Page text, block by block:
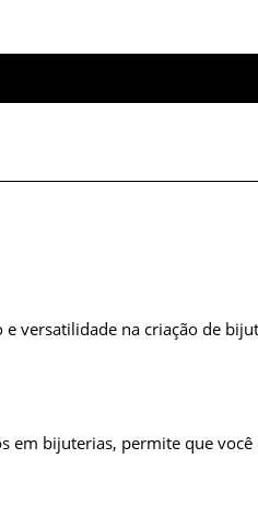
versatilidade na criação de
em bijuterias, permite que você